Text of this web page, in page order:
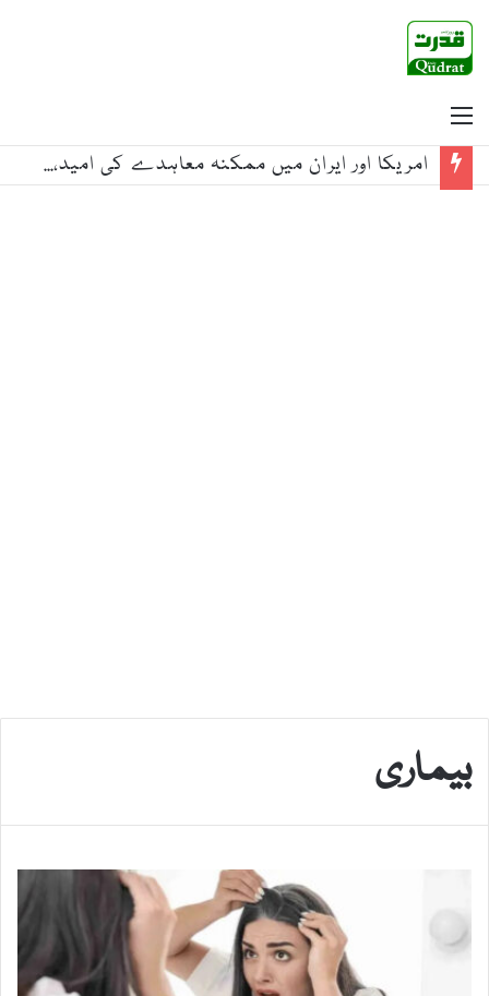
امریکا نے ایرانی قدس فورس سے تعلق پر’فلائی بغداد‘پر عائد کی گئی پابندیاں ختم کردیں
بیماری